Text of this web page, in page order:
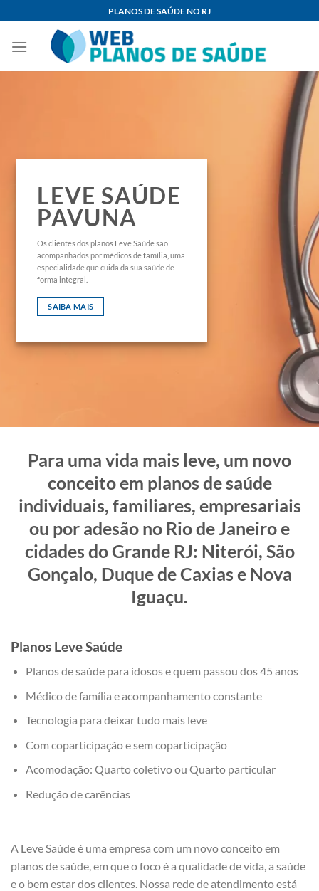
content
PLANOS DE SAÚDE NO RJ
LEVE SAÚDE
PAVUNA
Os clientes dos planos Leve Saúde são
acompanhados por médicos de família, uma
especialidade que cuida da sua saúde de
forma integral.
SAIBA MAIS
Para uma vida mais leve, um novo
conceito em planos de saúde
individuais, familiares, empresariais
ou por adesão no Rio de Janeiro e
cidades do Grande RJ: Niterói, São
Gonçalo, Duque de Caxias e Nova
Iguaçu.
Planos Leve Saúde
Planos de saúde para idosos e quem passou dos 45 anos
Médico de família e acompanhamento constante
Tecnologia para deixar tudo mais leve
Com coparticipação e sem coparticipação
Acomodação: Quarto coletivo ou Quarto particular
Redução de carências
A Leve Saúde é uma empresa com um novo conceito em
planos de saúde, em que o foco é a qualidade de vida, a saúde
e o bem estar dos clientes. Nossa rede de atendimento está